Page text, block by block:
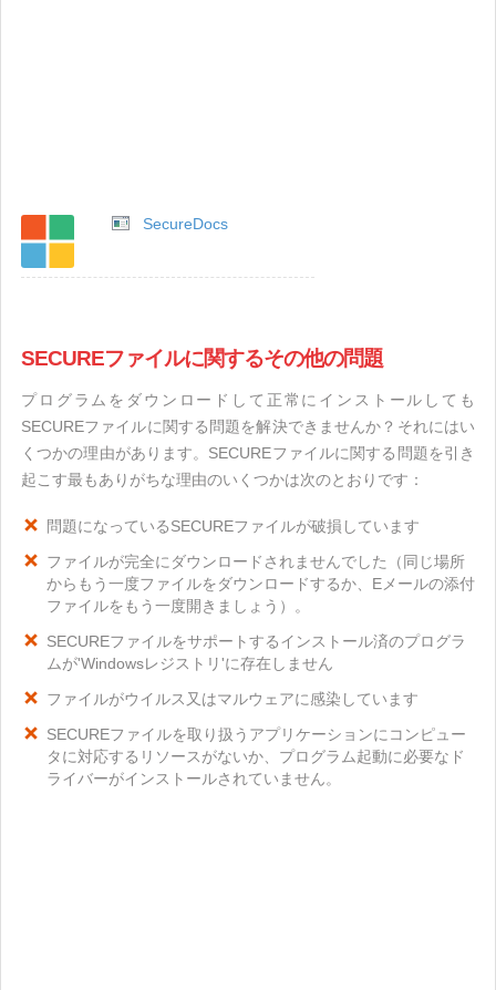
SecureDocs
SECUREファイルに関するその他の問題
プログラムをダウンロードして正常にインストールしても
SECUREファイルに関する問題を解決できませんか？それにはい
くつかの理由があります。SECUREファイルに関する問題を引き
起こす最もありがちな理由のいくつかは次のとおりです：
問題になっているSECUREファイルが破損しています
ファイルが完全にダウンロードされませんでした（同じ場所
からもう一度ファイルをダウンロードするか、Eメールの添付
ファイルをもう一度開きましょう）。
SECUREファイルをサポートするインストール済のプログラ
ムが'Windowsレジストリ'に存在しません
ファイルがウイルス又はマルウェアに感染しています
SECUREファイルを取り扱うアプリケーションにコンピュー
タに対応するリソースがないか、プログラム起動に必要なド
ライバーがインストールされていません。